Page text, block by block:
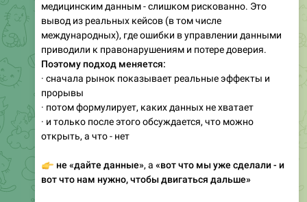
медицинским данным - слишком рискованно. Это
вывод из реальных кейсов (в том числе
международных), где ошибки в управлении данными
приводили к правонарушениям и потере доверия.
Поэтому подход меняется:
· сначала рынок показывает реальные эффекты и
прорывы
· потом формулирует, каких данных не хватает
· и только после этого обсуждается, что можно
открыть, а что - нет
не «дайте данные», а «вот что мы уже сделали - и
вот что нам нужно, чтобы двигаться дальше»